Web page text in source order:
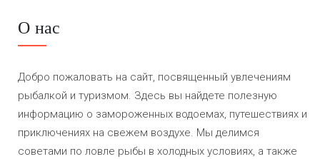
О нас
Добро пожаловать на сайт, посвященный увлечениям
рыбалкой и туризмом. Здесь вы найдете полезную
информацию о замороженных водоемах, путешествиях и
приключениях на свежем воздухе. Мы делимся
советами по ловле рыбы в холодных условиях, а также